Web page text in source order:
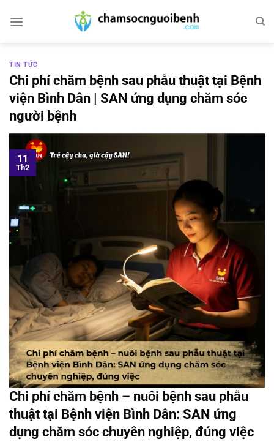
qua
TIN TỨC
Chi phí chăm bệnh sau phẫu thuật tại Bệnh
viện Bình Dân | SAN ứng dụng chăm sóc
người bệnh
11
Th2
Chi phí chăm bệnh – nuôi bệnh sau phẫu
thuật tại Bệnh viện Bình Dân: SAN ứng
dụng chăm sóc chuyên nghiệp, đúng việc